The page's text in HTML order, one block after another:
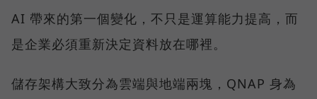
AI 帶來的第一個變化，不只是運算能力提高，而
是企業必須重新決定資料放在哪裡。
儲存架構大致分為雲端與地端兩塊，QNAP 身為